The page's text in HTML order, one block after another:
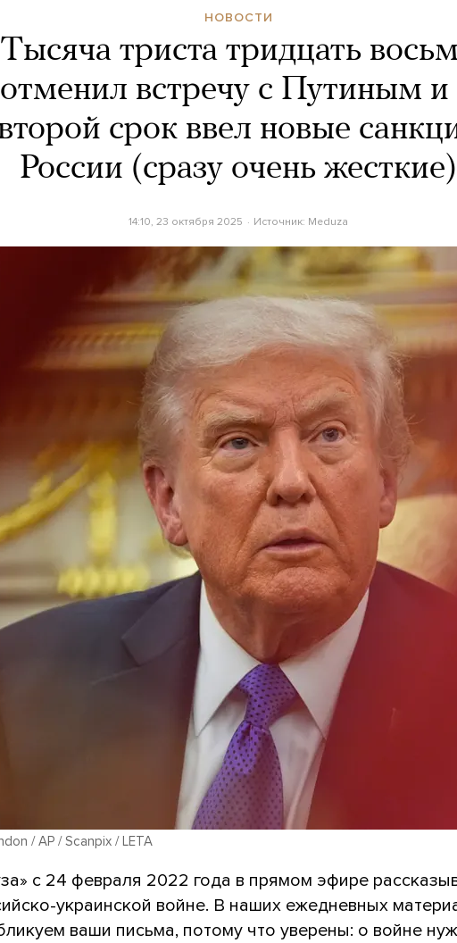
НОВОСТИ
Тысяча триста тридцать
встречу с Путиным и
срок ввел новые
России (сразу очень жесткие)
14:10, 23 октября 2025 Источник: Meduza
/ AP / Scanpix / LETA
с 24 февраля 2022 года в прямом эфире
украинской войне. В наших ежедневных
ваши письма, потому что уверены: о войне